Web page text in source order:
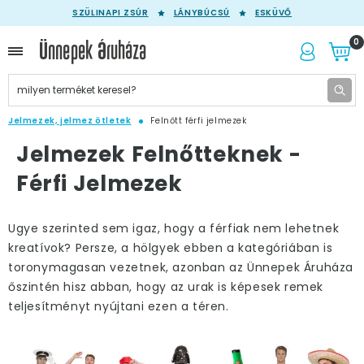
SZÜLINAPI ZSÚR LÁNYBÚCSÚ ESKÜVŐ
0
Jelmezek, jelmez ötletek Felnőtt férfi jelmezek
Jelmezek Felnőtteknek -
Férfi Jelmezek
Ugye szerinted sem igaz, hogy a férfiak nem lehetnek
kreatívok? Persze, a hölgyek ebben a kategóriában is
toronymagasan vezetnek, azonban az Ünnepek Áruháza
őszintén hisz abban, hogy az urak is képesek remek
teljesítményt nyújtani ezen a téren.